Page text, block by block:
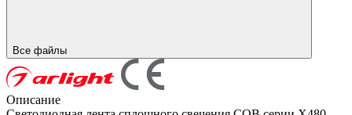
Все файлы
Описание